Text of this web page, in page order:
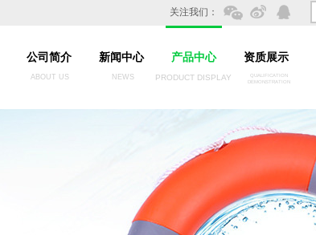
公司简介 新闻中心 产品中心 资质展示
关注我们：
ABOUT US NEWS PRODUCT DISPLAY
QUALIFICATION
DEMONSTRATION